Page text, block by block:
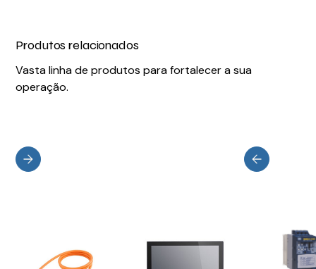
Produtos relacionados
Vasta linha de produtos para fortalecer a sua
operação.